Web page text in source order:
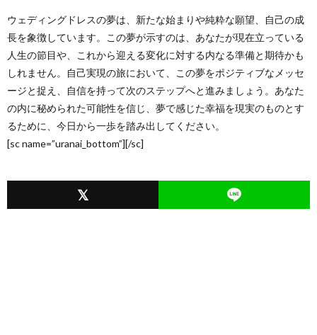
ウェディングドレスの夢は、新たな始まりや純粋な願望、自己の成
長を象徴しています。この夢が示すのは、あなたが現在立っている
人生の節目や、これから迎える変化に対する内なる準備と期待かも
しれません。自己実現の旅において、この夢をポジティブなメッセ
ージと捉え、自信を持って次のステップへと進みましょう。あなた
の内に秘められた可能性を信じ、夢で感じた幸福を現実のものとす
るために、今日から一歩を踏み出してください。
[sc name=”uranai_bottom”][/sc]